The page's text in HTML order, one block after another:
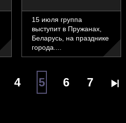
15 июля группа
выступит в Пружанах,
Беларусь, на празднике
города....
4 5 6 7